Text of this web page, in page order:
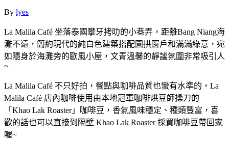
By lyes
La Malila Café 坐落泰國攀牙拷叻的小巷弄，距離Bang Niang海
灘不遠，簡約現代的純白色建築搭配圓拱窗戶和滿滿綠意，宛
如隱身於海灘旁的歐風小屋，文青溫馨的靜謐氛圍非常吸引人
~
La Malila Café 不只好拍，餐點與咖啡品質也蠻有水準的，La
Malila Café 店內咖啡使用由本地冠軍咖啡烘豆師操刀的
「Khao Lak Roaster」咖啡豆，香氣風味穩定、種類豐富，喜
歡的話也可以直接到隔壁 Khao Lak Roaster 採買咖啡豆帶回家
喔~